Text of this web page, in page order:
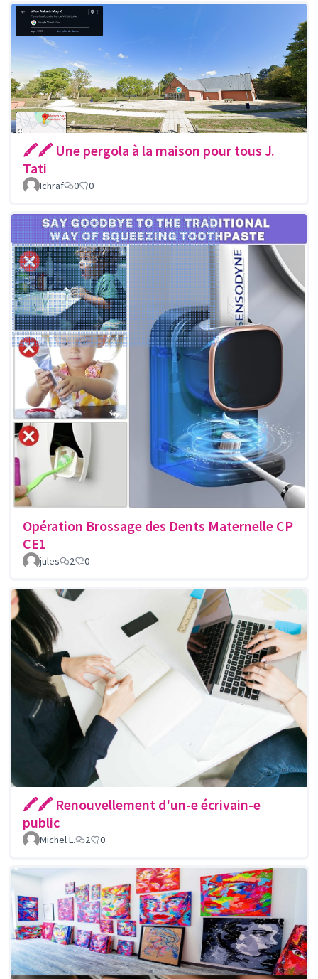
🖍🖍 Une pergola à la maison pour tous J.
Tati
Ichraf 0 0
Opération Brossage des Dents Maternelle CP
CE1
jules 2 0
🖍🖍 Renouvellement d'un-e écrivain-e
public
Michel L. 2 0